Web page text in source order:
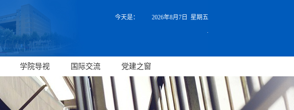
今天是：
2026年8月7日 星期五
.
学院导视 国际交流 党建之窗